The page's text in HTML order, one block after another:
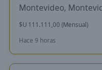
Montevideo,
$U 111.111,00 (Mensual)
Hace 9 horas